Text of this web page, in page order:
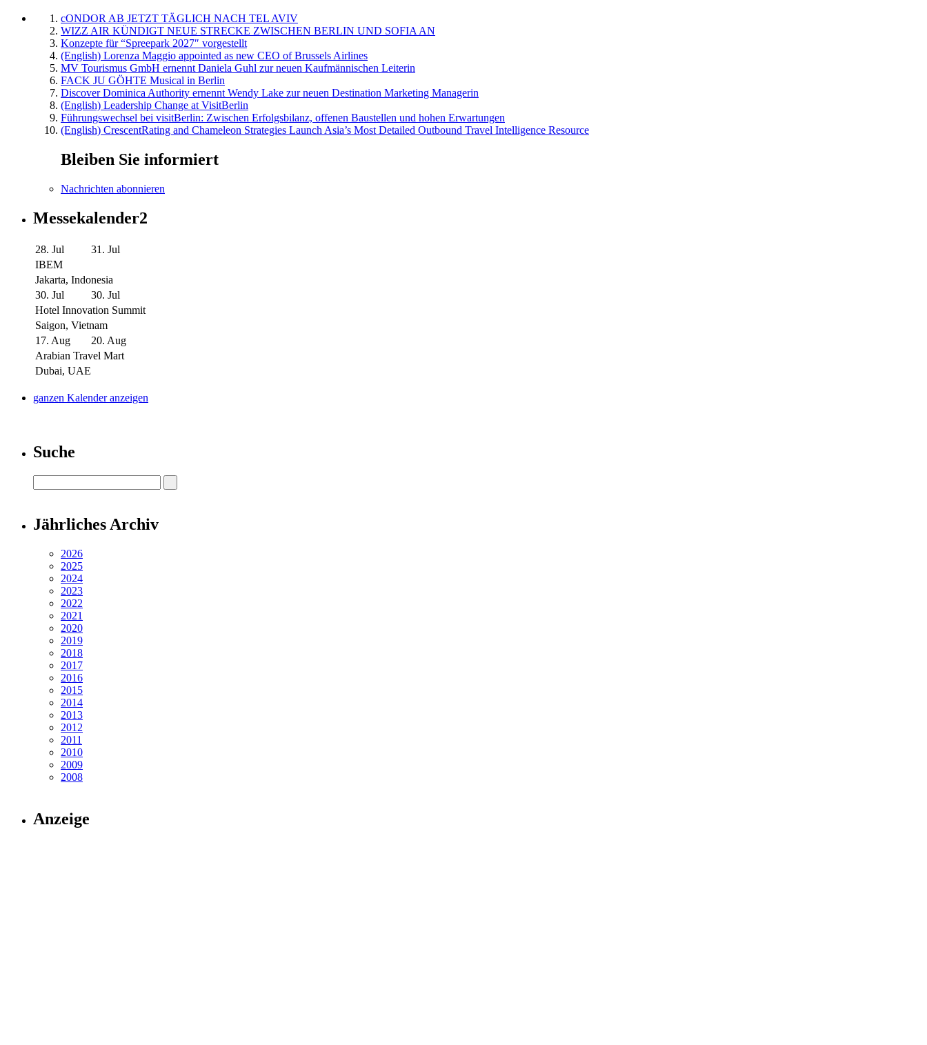
cONDOR AB JETZT TÄGLICH NACH TEL AVIV
WIZZ AIR KÜNDIGT NEUE STRECKE ZWISCHEN BERLIN UND SOFIA AN
Konzepte für “Spreepark 2027″ vorgestellt
(English) Lorenza Maggio appointed as new CEO of Brussels Airlines
MV Tourismus GmbH ernennt Daniela Guhl zur neuen Kaufmännischen Leiterin
FACK JU GÖHTE Musical in Berlin
Discover Dominica Authority ernennt Wendy Lake zur neuen Destination Marketing Managerin
(English) Leadership Change at VisitBerlin
Führungswechsel bei visitBerlin: Zwischen Erfolgsbilanz, offenen Baustellen und hohen Erwartungen
(English) CrescentRating and Chameleon Strategies Launch Asia’s Most Detailed Outbound Travel Intelligence Resource
Bleiben Sie informiert
Nachrichten abonnieren
Messekalender2
28. Jul
31. Jul
IBEM
Jakarta, Indonesia
30. Jul
30. Jul
Hotel Innovation Summit
Saigon, Vietnam
17. Aug
20. Aug
Arabian Travel Mart
Dubai, UAE
ganzen Kalender anzeigen
Suche
Jährliches Archiv
2026
2025
2024
2023
2022
2021
2020
2019
2018
2017
2016
2015
2014
2013
2012
2011
2010
2009
2008
Anzeige